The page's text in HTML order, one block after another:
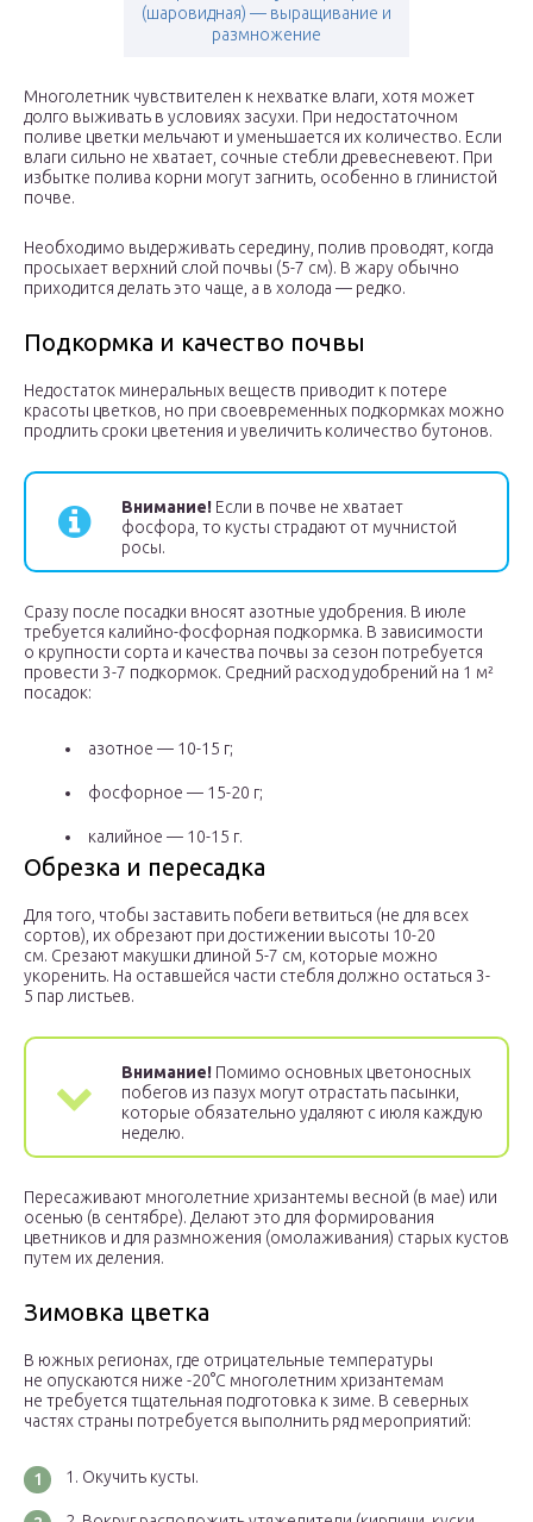
(шаровидная) — выращивание и
размножение
Многолетник чувствителен к нехватке влаги, хотя может
долго выживать в условиях засухи. При недостаточном
поливе цветки мельчают и уменьшается их количество. Если
влаги сильно не хватает, сочные стебли древесневеют. При
избытке полива корни могут загнить, особенно в глинистой
почве.
Необходимо выдерживать середину, полив проводят, когда
просыхает верхний слой почвы (5-7 см). В жару обычно
приходится делать это чаще, а в холода — редко.
Подкормка и качество почвы
Недостаток минеральных веществ приводит к потере
красоты цветков, но при своевременных подкормках можно
продлить сроки цветения и увеличить количество бутонов.
Внимание! Если в почве не хватает
фосфора, то кусты страдают от мучнистой
росы.
Сразу после посадки вносят азотные удобрения. В июле
требуется калийно-фосфорная подкормка. В зависимости
о крупности сорта и качества почвы за сезон потребуется
провести 3-7 подкормок. Средний расход удобрений на 1 м²
посадок:
азотное — 10-15 г;
фосфорное — 15-20 г;
калийное — 10-15 г.
Обрезка и пересадка
Для того, чтобы заставить побеги ветвиться (не для всех
сортов), их обрезают при достижении высоты 10-20
см. Срезают макушки длиной 5-7 см, которые можно
укоренить. На оставшейся части стебля должно остаться 3-
5 пар листьев.
Внимание! Помимо основных цветоносных
побегов из пазух могут отрастать пасынки,
которые обязательно удаляют с июля каждую
неделю.
Пересаживают многолетние хризантемы весной (в мае) или
осенью (в сентябре). Делают это для формирования
цветников и для размножения (омолаживания) старых кустов
путем их деления.
Зимовка цветка
В южных регионах, где отрицательные температуры
не опускаются ниже -20°С многолетним хризантемам
не требуется тщательная подготовка к зиме. В северных
частях страны потребуется выполнить ряд мероприятий:
Окучить кусты.